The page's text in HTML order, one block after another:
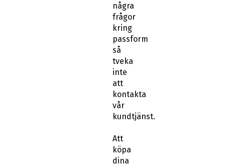
några
frågor
kring
passform
så
tveka
inte
att
kontakta
vår
kundtjänst.
Att
köpa
dina